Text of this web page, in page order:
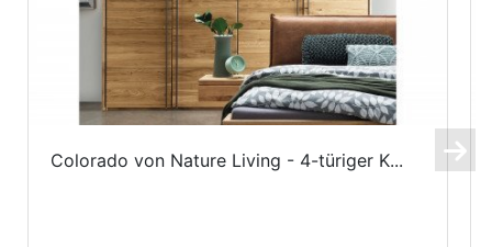
Colorado von Nature Living - 4-türiger K...